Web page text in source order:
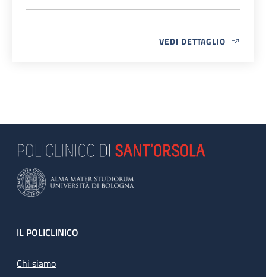
VEDI DETTAGLIO MAP ICON
Footer
IL POLICLINICO
Chi siamo